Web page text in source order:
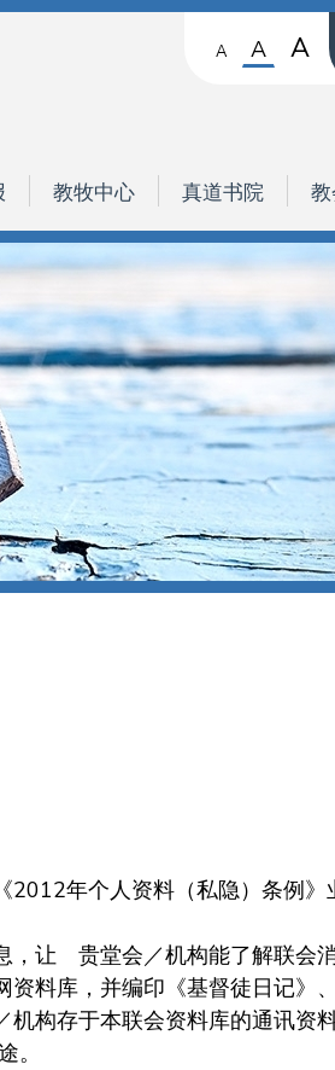
A A A
教牧中心 真道书院
年个人资料（私隐）条例》
让 贵堂会／机构能了解联会消
料库，并编印《基督徒日记》
构存于本联会资料库的通讯资
。